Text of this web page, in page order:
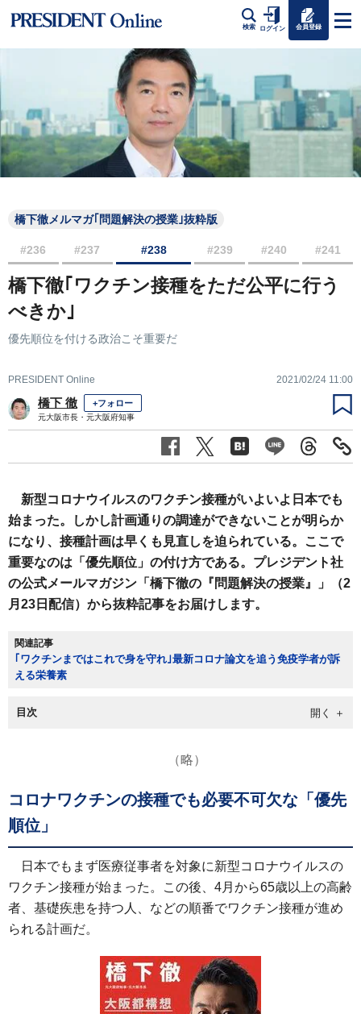
検索 ログイン 会員登録
橋下徹メルマガ｢問題解決の授業｣抜粋版
#236 #237 #238 #239 #240 #241
橋下徹｢ワクチン接種をただ公平に行う
べきか｣
優先順位を付ける政治こそ重要だ
PRESIDENT Online 2021/02/24 11:00
橋下 徹 +フォロー
元大阪市長・元大阪府知事
新型コロナウイルスのワクチン接種がいよいよ日本でも
始まった。しかし計画通りの調達ができないことが明らか
になり、接種計画は早くも見直しを迫られている。ここで
重要なのは「優先順位」の付け方である。プレジデント社
の公式メールマガジン「橋下徹の『問題解決の授業』」（2
月23日配信）から抜粋記事をお届けします。
関連記事
｢ワクチンまではこれで身を守れ｣最新コロナ論文を追う免疫学者が訴
える栄養素
目次
（略）
コロナワクチンの接種でも必要不可欠な「優先
順位」
日本でもまず医療従事者を対象に新型コロナウイルスの
ワクチン接種が始まった。この後、4月から65歳以上の高齢
者、基礎疾患を持つ人、などの順番でワクチン接種が進め
られる計画だ。